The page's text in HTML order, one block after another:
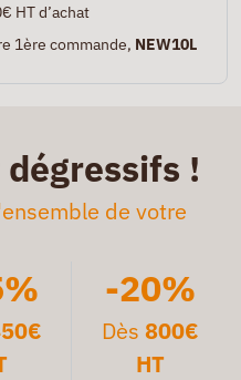
HT d’achat
1ère commande, NEW10L
!
de votre
-20%
Dès 800€
HT